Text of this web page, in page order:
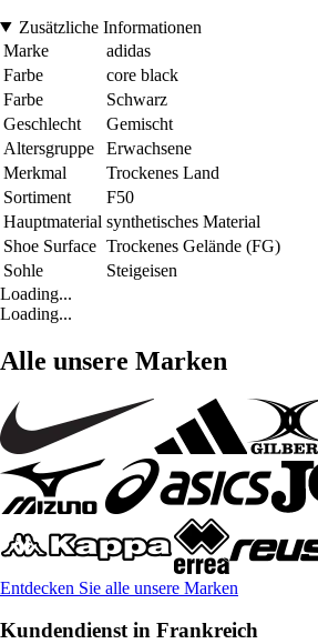
Zusätzliche Informationen
Marke
adidas
Farbe
core black
Farbe
Schwarz
Geschlecht
Gemischt
Altersgruppe
Erwachsene
Merkmal
Trockenes Land
Sortiment
F50
Hauptmaterial synthetisches Material
Shoe Surface Trockenes Gelände (FG)
Sohle
Steigeisen
Loading...
Loading...
Alle unsere Marken
Entdecken Sie alle unsere Marken
Kundendienst in Frankreich